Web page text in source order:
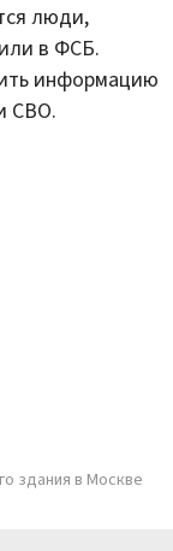
люди,
в ФСБ.
информацию
СВО.
здания в Москве